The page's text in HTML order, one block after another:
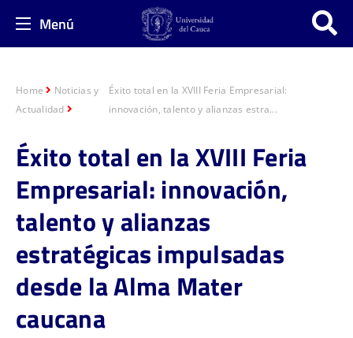
Menú
Home
Noticias y
Actualidad
Éxito total en la XVIII Feria Empresarial:
innovación, talento y alianzas estra...
Éxito total en la XVIII Feria
Empresarial: innovación,
talento y alianzas
estratégicas impulsadas
desde la Alma Mater
caucana